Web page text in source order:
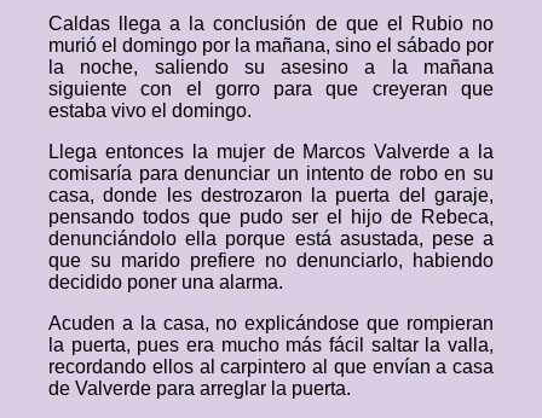
Caldas llega a la conclusión de que el Rubio no
murió el domingo por la mañana, sino el sábado por
la noche, saliendo su asesino a la mañana
siguiente con el gorro para que creyeran que
estaba vivo el domingo.
Llega entonces la mujer de Marcos Valverde a la
comisaría para denunciar un intento de robo en su
casa, donde les destrozaron la puerta del garaje,
pensando todos que pudo ser el hijo de Rebeca,
denunciándolo ella porque está asustada, pese a
que su marido prefiere no denunciarlo, habiendo
decidido poner una alarma.
Acuden a la casa, no explicándose que rompieran
la puerta, pues era mucho más fácil saltar la valla,
recordando ellos al carpintero al que envían a casa
de Valverde para arreglar la puerta.